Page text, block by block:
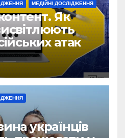
МЕДІЙНІ ДОСЛІДЖЕННЯ
Як
атак
українців